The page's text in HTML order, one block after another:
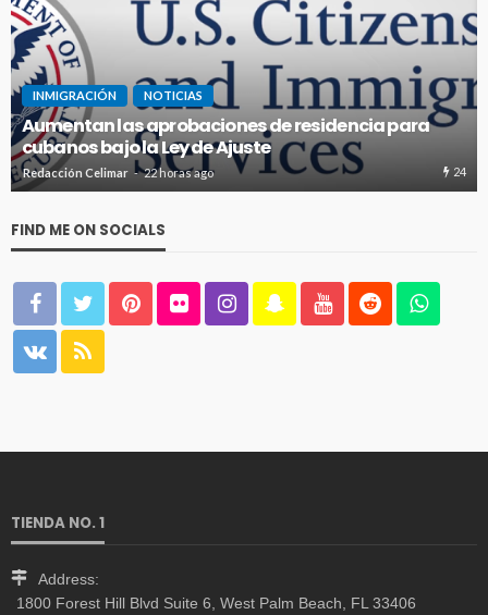
24
INMIGRACIÓN
EEUU estrena fianzas de hasta $250.000 para
obtener visas de inmigrante
Redacción Celimar 2 días ago
FIND ME ON SOCIALS
TIENDA NO. 1
Address:
1800 Forest Hill Blvd Suite 6, West Palm Beach, FL 33406